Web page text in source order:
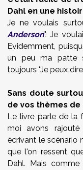
Dahl en une
Je ne voulais
Anderson". Je
Evidemment,
un peu ma patte
toujours "Je peux
Sans doute
de vos thèmes
Le livre parle de la
moi avons rajouté
écrivant le scénario
que l'on ressent
Dahl. Mais